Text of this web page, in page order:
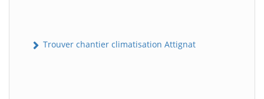
Trouver chantier climatisation Attignat